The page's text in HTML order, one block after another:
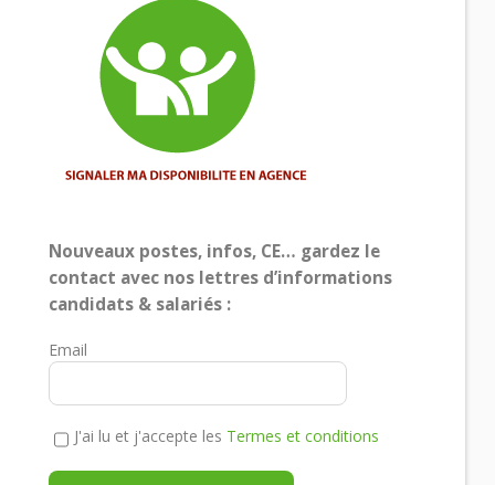
Nouveaux postes, infos, CE… gardez le
contact avec nos lettres d’informations
candidats & salariés :
Email
J'ai lu et j'accepte les Termes et conditions